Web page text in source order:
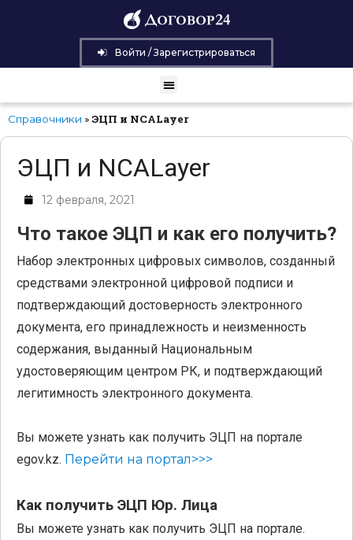
Войти / Зарегистрироваться
Справочники » ЭЦП и NCALayer
ЭЦП и NCALayer
12 февраля, 2021
Что такое ЭЦП и как его получить?
Набор электронных цифровых символов, созданный
средствами электронной цифровой подписи и
подтверждающий достоверность электронного
документа, его принадлежность и неизменность
содержания, выданный Национальным
удостоверяющим центром РК, и подтверждающий
легитимность электронного документа.
Вы можете узнать как получить ЭЦП на портале
egov.kz. Перейти на портал>>>
Как получить ЭЦП Юр. Лица
Вы можете узнать как получить ЭЦП на портале.